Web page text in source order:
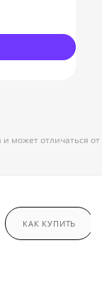
может отличаться от
КАК КУПИТЬ